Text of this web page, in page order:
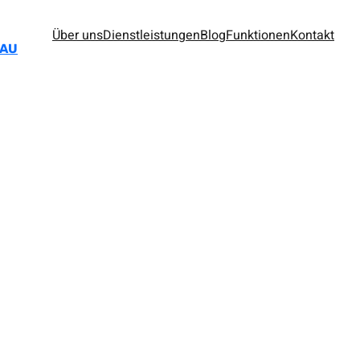
Über unsDienstleistungenBlogFunktionenKontakt